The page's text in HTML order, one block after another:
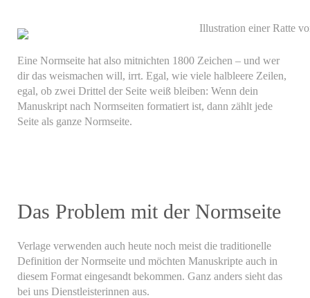
Eine Normseite hat also mitnichten 1800 Zeichen – und wer
dir das weismachen will, irrt. Egal, wie viele halbleere Zeilen,
egal, ob zwei Drittel der Seite weiß bleiben: Wenn dein
Manuskript nach Normseiten formatiert ist, dann zählt jede
Seite als ganze Normseite.
Das Problem mit der Normseite
Verlage verwenden auch heute noch meist die traditionelle
Definition der Normseite und möchten Manuskripte auch in
diesem Format eingesandt bekommen. Ganz anders sieht das
bei uns Dienstleisterinnen aus.